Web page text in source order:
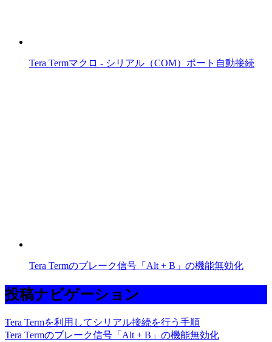
Tera Termマクロ - シリアル（COM）ポート自動接続
Tera Termのブレーク信号「Alt + B」の機能無効化
投稿ナビゲーション
Tera Termを利用してシリアル接続を行う手順
Tera Termのブレーク信号「Alt + B」の機能無効化